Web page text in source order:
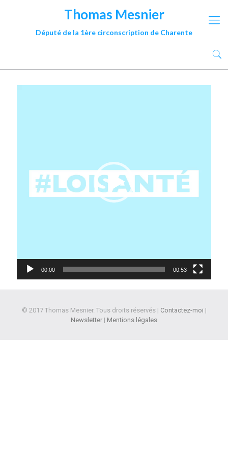
Thomas Mesnier
Député de la 1ère circonscription de Charente
00:00 00:53
© 2017 Thomas Mesnier. Tous droits réservés | Contactez-moi |
Newsletter | Mentions légales